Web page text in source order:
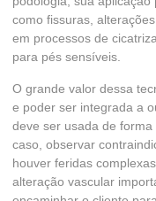
como fissuras,
em processos de
para pés sensíveis.
O grande valor dessa
e poder ser integrada a
deve ser usada de
caso, observar
houver feridas
alteração vascular